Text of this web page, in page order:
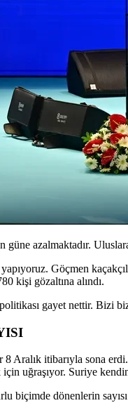
güne azalmaktadır.
Göçmen
kişi gözaltına alındı.
gayet nettir. Bizi
8 Aralık itibarıyla sona
uğraşıyor. Suriye
biçimde dönenlerin